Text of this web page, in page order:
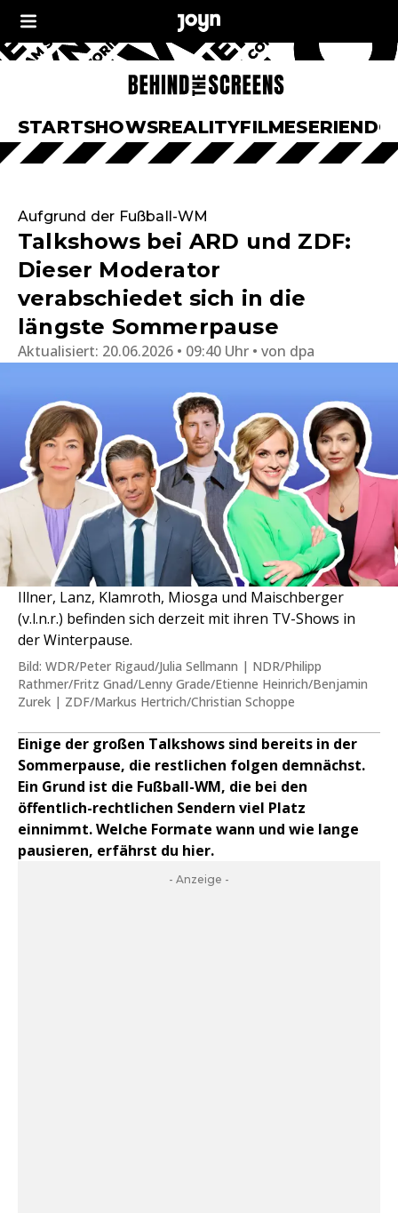
STARTSHOWSREALITYFILMESERIEN
Aufgrund der Fußball-WM
Talkshows bei ARD und ZDF:
Dieser Moderator
verabschiedet sich in die
längste Sommerpause
Aktualisiert: 20.06.2026 • 09:40 Uhr von dpa
Illner, Lanz, Klamroth, Miosga und Maischberger
(v.l.n.r.) befinden sich derzeit mit ihren TV-Shows in
der Winterpause.
Bild: WDR/Peter Rigaud/Julia Sellmann | NDR/Philipp
Rathmer/Fritz Gnad/Lenny Grade/Etienne Heinrich/Benjamin
Zurek | ZDF/Markus Hertrich/Christian Schoppe
Einige der großen Talkshows sind bereits in der
Sommerpause, die restlichen folgen demnächst.
Ein Grund ist die Fußball-WM, die bei den
öffentlich-rechtlichen Sendern viel Platz
einnimmt. Welche Formate wann und wie lange
pausieren, erfährst du hier.
- Anzeige -